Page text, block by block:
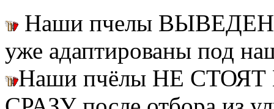
Наши пчелы
уже адаптированы под
Наши пчёлы НЕ СТОЯТ